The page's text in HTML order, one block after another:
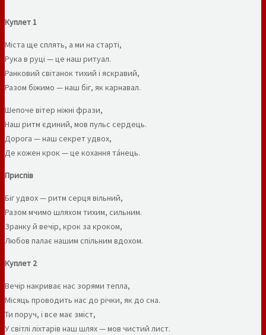
Куплет 1
Міста ще сплять, а ми на старті,
Рука в руці — це наш ритуал.
Ранковий світанок тихий і яскравий,
Разом біжимо — наш біг, як карнавал.
Шепоче вітер ніжні фрази,
Наш ритм єдиний, мов пульс сердець.
Дорога — наш секрет удвох,
Де кожен крок — це кохання та́нець.
Приспів
Біг удвох — ритм серця вільний,
Разом мчимо шляхом тихим, сильним.
Зранку й вечір, крок за кроком,
Любов палає нашим спільним вдохом.
Куплет 2
Вечір накриває нас зорями тепла,
Місяць проводить нас до річки, як до сна.
Ти поруч, і все має зміст,
У світлі ліхтарів наш шлях — мов чистий лист.